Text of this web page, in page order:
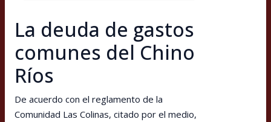
La deuda de gastos
comunes del Chino
Ríos
De acuerdo con el reglamento de la
Comunidad Las Colinas, citado por el medio,